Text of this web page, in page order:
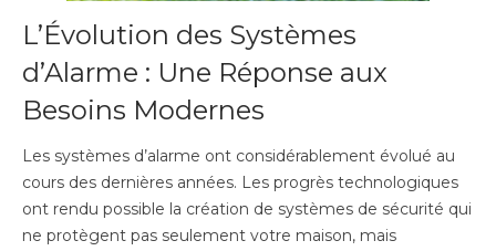
L’Évolution des Systèmes
d’Alarme : Une Réponse aux
Besoins Modernes
Les systèmes d’alarme ont considérablement évolué au
cours des dernières années. Les progrès technologiques
ont rendu possible la création de systèmes de sécurité qui
ne protègent pas seulement votre maison, mais